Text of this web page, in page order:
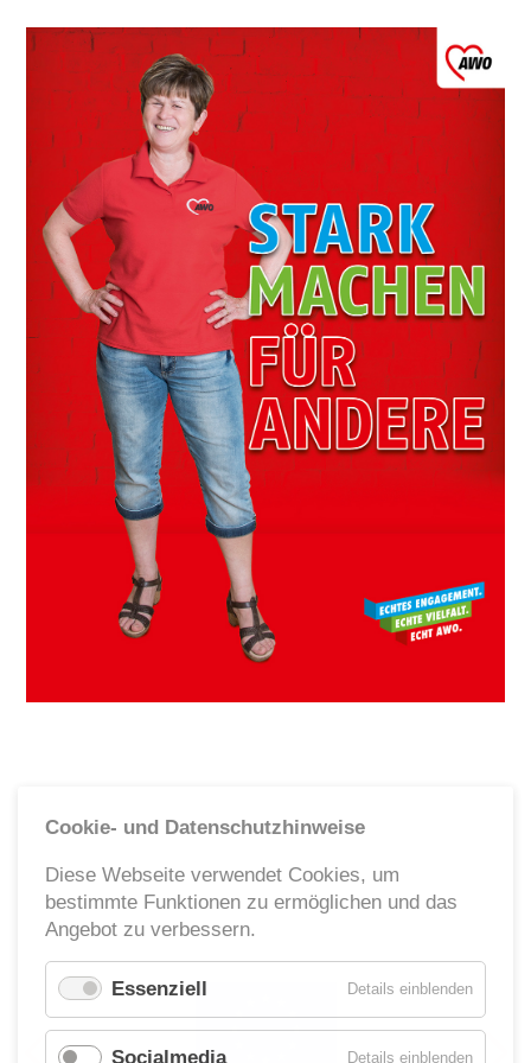
Werte
Statut & Satzung AWO
Bundesverband
AWO Unternehmenskodex
Beschlüsse Landeskonferenzen
Geschäftsstelle
Korporative Partner
Die AWO in Mecklenburg Vorpommern
Oft gefragt in Verband
Stellenangebote
Initiative Transparente Zivilgesellschaft
Ehrenamt
Geschäftsstelle
Kinder- und Jugendhilfe
Cookie- und Datenschutzhinweise
Diese Webseite verwendet Cookies, um
bestimmte Funktionen zu ermöglichen und das
Angebot zu verbessern.
Essenziell Details einblendenfür
Socialmedia Details einblendenfür